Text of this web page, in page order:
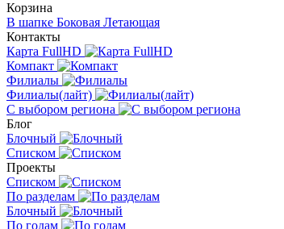
Корзина
В шапке Боковая Летающая
Контакты
Карта FullHD
Компакт
Филиалы
Филиалы(лайт)
С выбором региона
Блог
Блочный
Списком
Проекты
Списком
По разделам
Блочный
По годам